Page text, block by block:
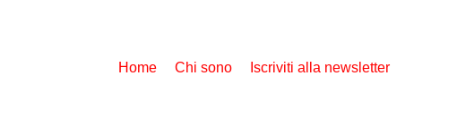
Home Chi sono Iscriviti alla newsletter